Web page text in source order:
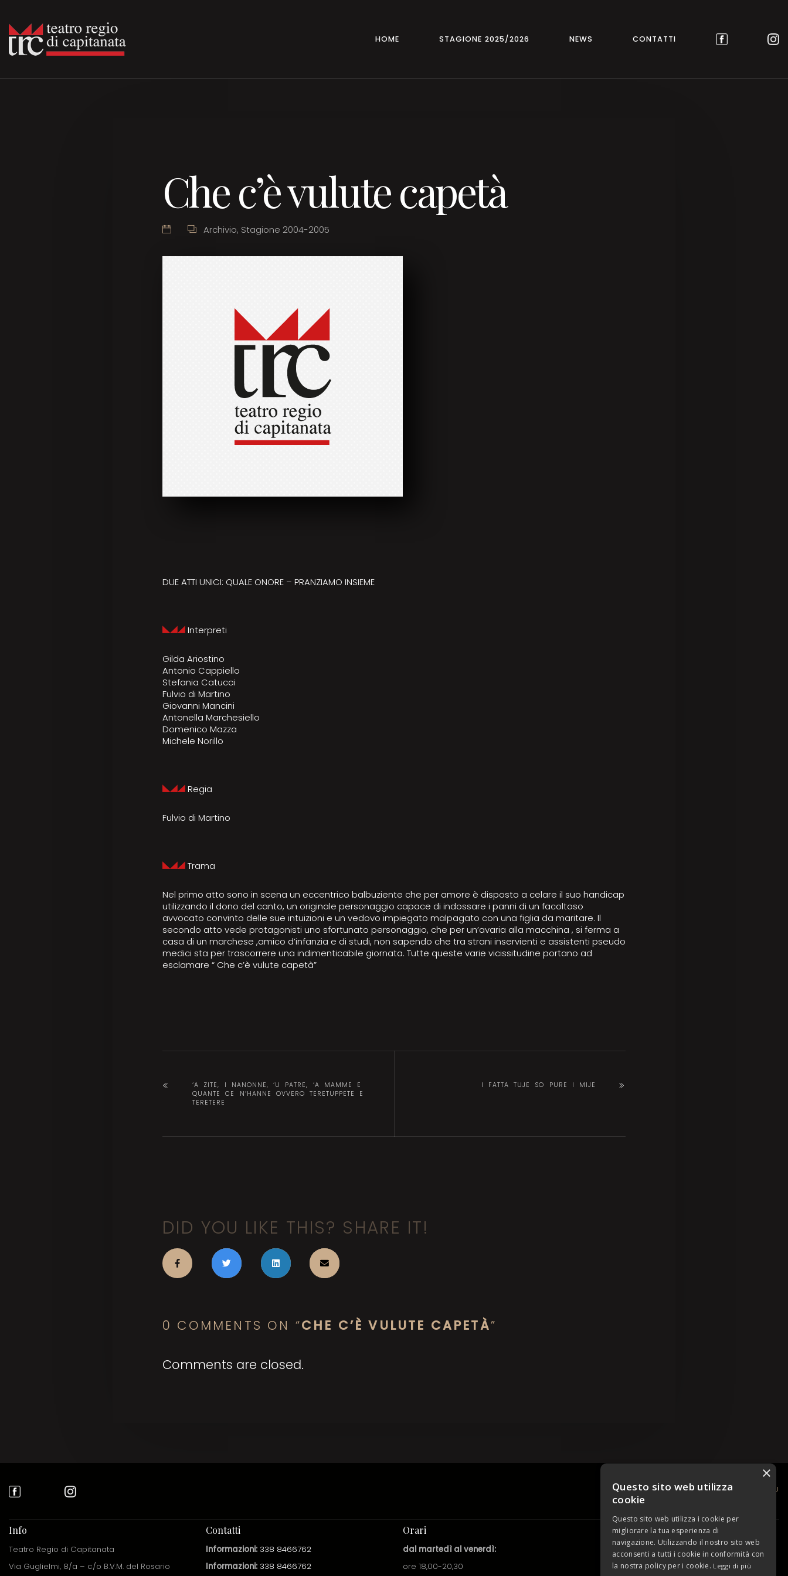
HOME STAGIONE 2025/2026 NEWS CONTATTI
Che c’è vulute capetà
Archivio, Stagione 2004-2005
DUE ATTI UNICI: QUALE ONORE – PRANZIAMO INSIEME
Interpreti
Gilda Ariostino
Antonio Cappiello
Stefania Catucci
Fulvio di Martino
Giovanni Mancini
Antonella Marchesiello
Domenico Mazza
Michele Norillo
Regia
Fulvio di Martino
Trama
Nel primo atto sono in scena un eccentrico balbuziente che per amore è disposto a celare il suo handicap
utilizzando il dono del canto, un originale personaggio capace di indossare i panni di un facoltoso
avvocato convinto delle sue intuizioni e un vedovo impiegato malpagato con una figlia da maritare. Il
secondo atto vede protagonisti uno sfortunato personaggio, che per un’avaria alla macchina , si ferma a
casa di un marchese ,amico d’infanzia e di studi, non sapendo che tra strani inservienti e assistenti pseudo
medici sta per trascorrere una indimenticabile giornata. Tutte queste varie vicissitudine portano ad
esclamare “ Che c’è vulute capetà”
‘A ZITE, I NANONNE, ‘U PATRE, ‘A MAMME E
QUANTE CE N’HANNE OVVERO TERETUPPETE E
TERETERE
I FATTA TUJE SO PURE I MIJE
DID YOU LIKE THIS? SHARE IT!
0 COMMENTS ON “CHE C’È VULUTE CAPETÀ”
Comments are closed.
TORNA SU
Info
Teatro Regio di Capitanata
Via Guglielmi, 8/a – c/o B.V.M. del Rosario
Contatti
Informazioni: 338 8466762
Informazioni: 338 8466762
Orari
dal martedì al venerdì:
ore 18,00-20,30
powered by Netplanet
×
Questo sito web utilizza
cookie
Questo sito web utilizza i cookie per
migliorare la tua esperienza di
navigazione. Utilizzando il nostro sito web
acconsenti a tutti i cookie in conformità con
la nostra policy per i cookie. Leggi di più